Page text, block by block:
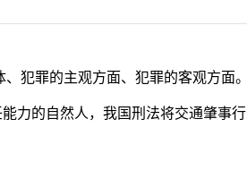
、犯罪的主观方面、犯罪的客观方面
力的自然人，我国刑法将交通肇事